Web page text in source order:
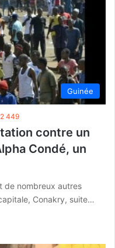
Guinée
2 449
contre un
Condé, un
de nombreux autres
Conakry, suite…